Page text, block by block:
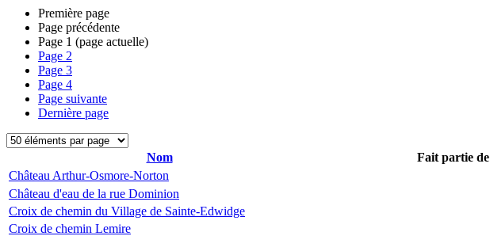
Première page
Page précédente
Page 1 (page actuelle)
Page 2
Page 3
Page 4
Page suivante
Dernière page
Nom Fait partie de
Château Arthur-Osmore-Norton
Château d'eau de la rue Dominion
Croix de chemin du Village de Sainte-Edwidge
Croix de chemin Lemire